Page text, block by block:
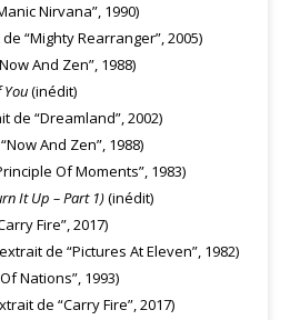
Nirvana”, 1990)
“Mighty Rearranger”, 2005)
And Zen”, 1988)
You(inédit)
de “Dreamland”, 2002)
And Zen”, 1988)
Of Moments”, 1983)
It Up – Part 1)(inédit)
Fire”, 2017)
de “Pictures At Eleven”, 1982)
Nations”, 1993)
de “Carry Fire”, 2017)